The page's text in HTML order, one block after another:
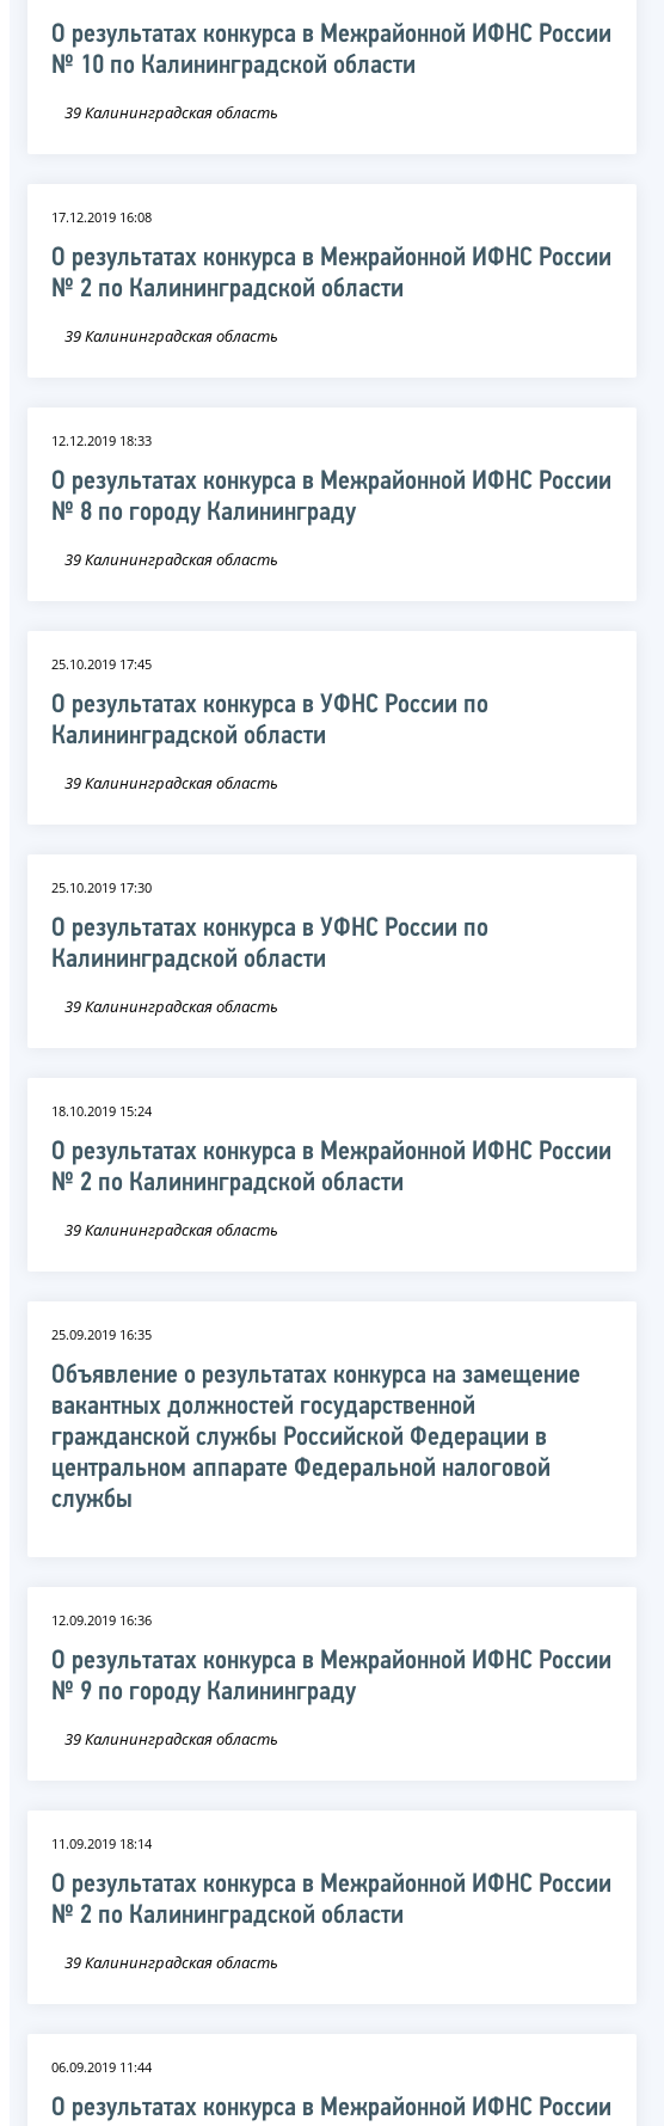
О результатах конкурса в Межрайонной ИФНС России
№ 10 по Калининградской области
39 Калининградская область
17.12.2019 16:08
О результатах конкурса в Межрайонной ИФНС России
№ 2 по Калининградской области
39 Калининградская область
12.12.2019 18:33
О результатах конкурса в Межрайонной ИФНС России
№ 8 по городу Калининграду
39 Калининградская область
25.10.2019 17:45
О результатах конкурса в УФНС России по
Калининградской области
39 Калининградская область
25.10.2019 17:30
О результатах конкурса в УФНС России по
Калининградской области
39 Калининградская область
18.10.2019 15:24
О результатах конкурса в Межрайонной ИФНС России
№ 2 по Калининградской области
39 Калининградская область
25.09.2019 16:35
Объявление о результатах конкурса на замещение
вакантных должностей государственной
гражданской службы Российской Федерации в
центральном аппарате Федеральной налоговой
службы
12.09.2019 16:36
О результатах конкурса в Межрайонной ИФНС России
№ 9 по городу Калининграду
39 Калининградская область
11.09.2019 18:14
О результатах конкурса в Межрайонной ИФНС России
№ 2 по Калининградской области
39 Калининградская область
06.09.2019 11:44
О результатах конкурса в Межрайонной ИФНС России